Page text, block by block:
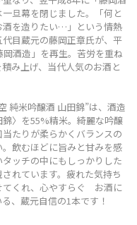
旦幕を閉じました。「何と
酒を造りたい…」という情熱
目蔵元の藤岡正章氏が、平
岡酒造」を再生。苦労を重ね
み上げ、当代人気のお酒と
純米吟醸酒 山田錦”は、酒造
〉を55%精米。綺麗な吟醸
たりが柔らかくバランスの
飲むほどに旨みと甘みを感
タッチの中にもしっかりした
れています。疲れた気持ち
てくれ、心やすらぐ お酒に
、蔵元自信の1本です！